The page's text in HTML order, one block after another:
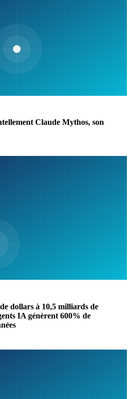
Claude Mythos, son
dollars à 10,5 milliards de
IA génèrent 600% de